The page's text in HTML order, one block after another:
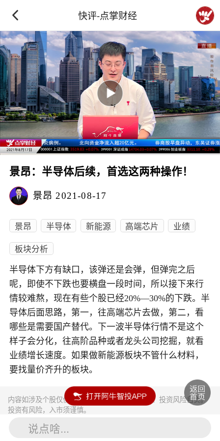
快评-点掌财经
景昂：半导体后续，首选这两种操作！
景昂 2021-08-17
景昂 半导体 新能源 高端芯片
业绩
板块分析
半导体下方有缺口，该弹还是会弹，但弹完之后
呢，即使不下跌也要横盘一段时间，所以接下来行
情较难熬，现在有些个股已经20%—30%的下跌。半
导体后面思路，第一，往高端芯片去做，第二，看
哪些是需要国产替代。下一波半导体行情不是这个
样子会分化，往高阶品种或者龙头公司挖掘，就看
业绩增长速度。如果做新能源板块不管什么材料，
要找量价齐升的板块。
内容如涉及个股仅供参考，不构成任何投资建议！投资风险自负。
投资有风险，入市须谨慎。
说点啥...